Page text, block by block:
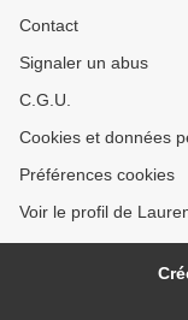
Contact
Signaler un abus
C.G.U.
Cookies et données
Préférences cookies
Voir le profil de